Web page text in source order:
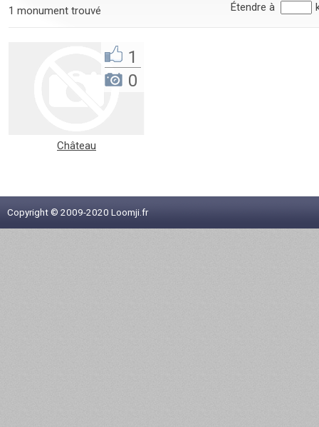
Étendre à
1 monument trouvé
Château
1
0
Copyright © 2009-2020 Loomji.fr